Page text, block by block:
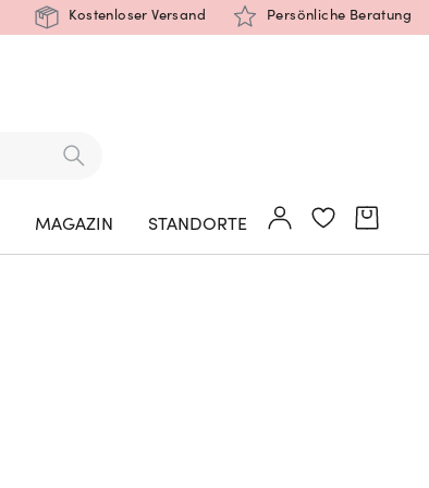
Kostenloser Versand Persönliche Beratung
MAGAZIN STANDORTE